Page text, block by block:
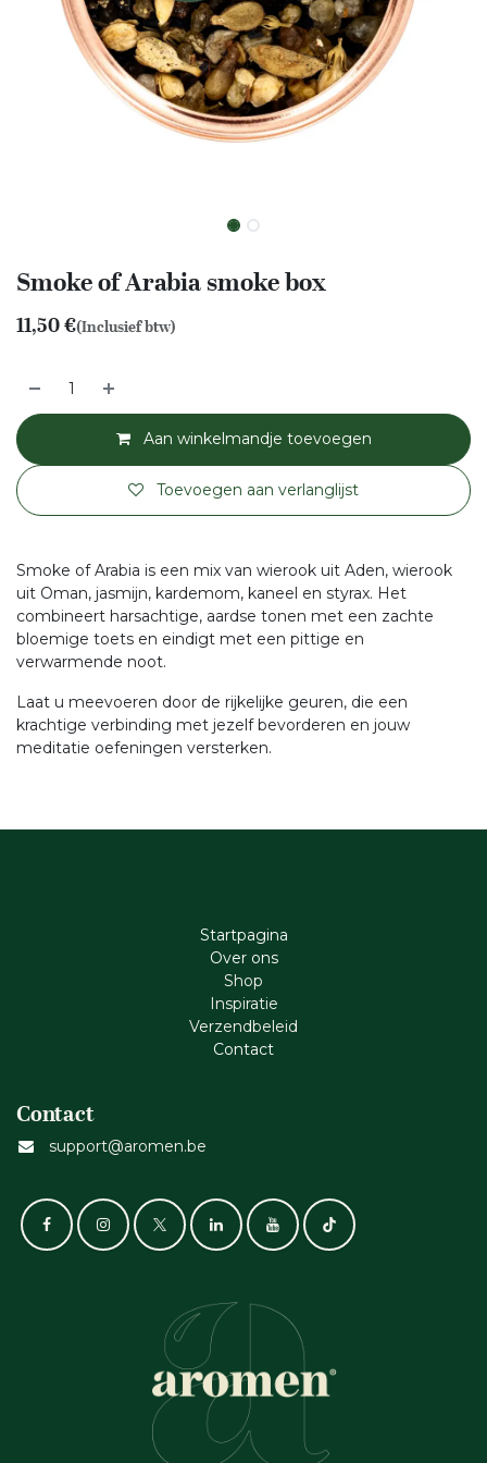
Smoke of Arabia smoke box
11,50€(Inclusief btw)
Aan winkelmandje toevoegen
Toevoegen aan verlanglijst
Smoke of Arabia is een mix van wierook uit Aden, wierook
uit Oman, jasmijn, kardemom, kaneel en styrax. Het
combineert harsachtige, aardse tonen met een zachte
bloemige toets en eindigt met een pittige en
verwarmende noot.
Laat u meevoeren door de rijkelijke geuren, die een
krachtige verbinding met jezelf bevorderen en jouw
meditatie oefeningen versterken.
Startpagina
Ove​r​ ons
Shop
Inspiratie
Verzendbeleid
Cont​act
Contact
support@aromen.be